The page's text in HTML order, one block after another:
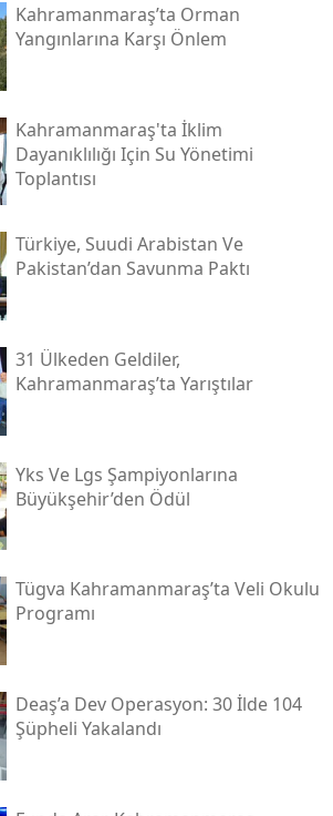
Kahramanmaraş’ta Orman
Yangınlarına Karşı Önlem
Kahramanmaraş'ta İklim
Dayanıklılığı Için Su Yönetimi
Toplantısı
Türkiye, Suudi Arabistan Ve
Pakistan’dan Savunma Paktı
31 Ülkeden Geldiler,
Kahramanmaraş’ta Yarıştılar
Yks Ve Lgs Şampiyonlarına
Büyükşehir’den Ödül
Tügva Kahramanmaraş’ta Veli Okulu
Programı
Deaş’a Dev Operasyon: 30 İlde 104
Şüpheli Yakalandı